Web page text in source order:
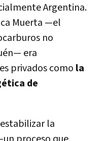
Argentina.
Muerta —el
no
era
privados como la
de
la